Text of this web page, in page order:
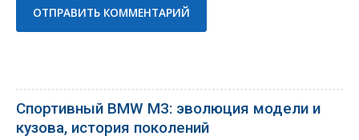
Спортивный BMW M3: эволюция модели и
кузова, история поколений